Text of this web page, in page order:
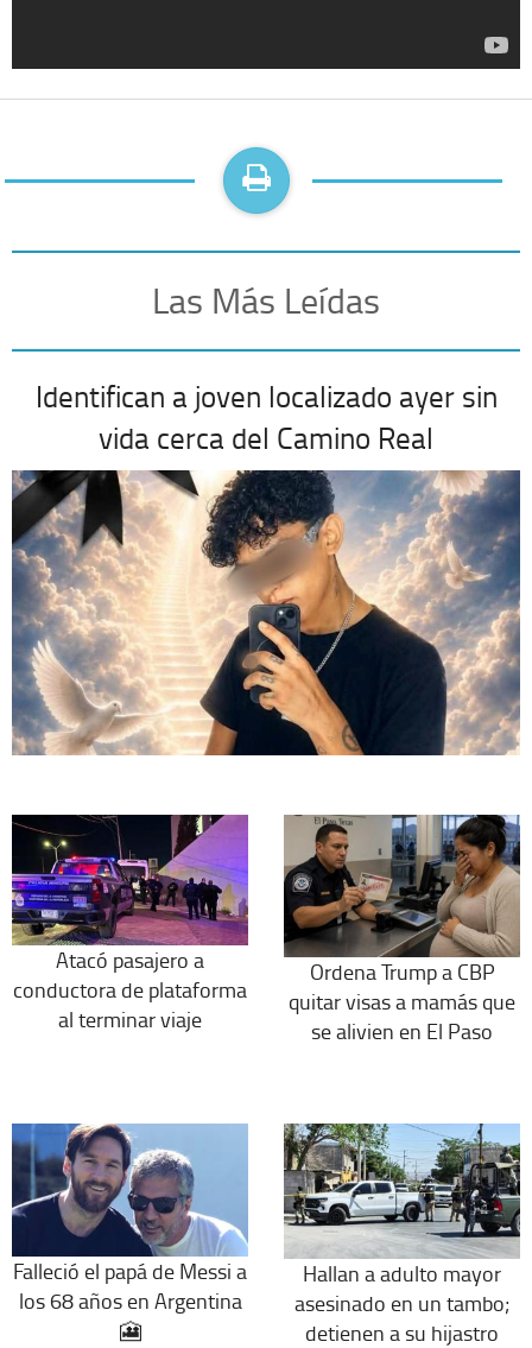
Las Más Leídas
Identifican a joven localizado ayer sin
vida cerca del Camino Real
Atacó pasajero a
conductora de plataforma
al terminar viaje
Ordena Trump a CBP
quitar visas a mamás que
se alivien en El Paso
Falleció el papá de Messi a
los 68 años en Argentina
🎦
Hallan a adulto mayor
asesinado en un tambo;
detienen a su hijastro